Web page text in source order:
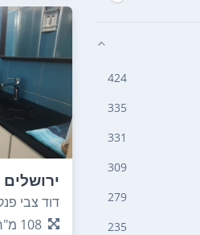
424
335
331
309
279
235
דוד צבי
108